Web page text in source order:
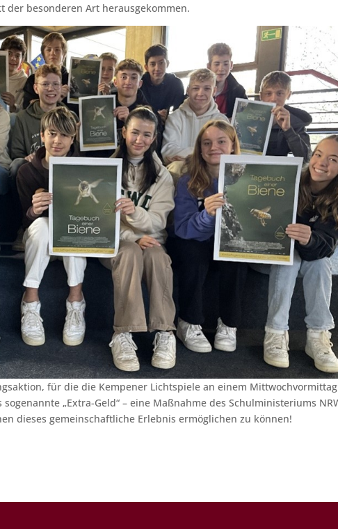
der besonderen Art herausgekommen.
für die die Kempener Lichtspiele an einem Mittwochvormittag
„Extra-Geld“ – eine Maßnahme des Schulministeriums
dieses gemeinschaftliche Erlebnis ermöglichen zu können!